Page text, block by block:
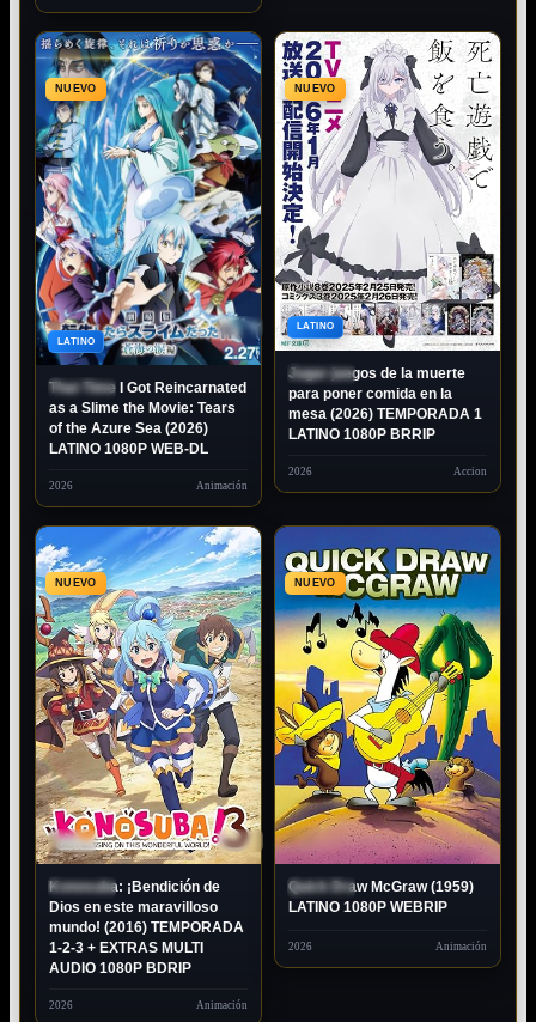
ESTRENO
LATINO
NUEVO
That Time I Got Reincarnated
as a Slime the Movie: Tears
of the Azure Sea (2026)
LATINO 1080P WEB-DL
2026 Animación
ESTRENO
LATINO
1080P
NUEVO
Jugar juegos de la muerte
para poner comida en la
mesa (2026) TEMPORADA 1
LATINO 1080P BRRIP
2026 Accion
ESTRENO
DUAL
NUEVO
Konosuba: ¡Bendición de
Dios en este maravilloso
mundo! (2016) TEMPORADA
1-2-3 + EXTRAS MULTI
AUDIO 1080P BDRIP
2026 Animación
ESTRENO
LATINO
1080P
NUEVO
Quick Draw McGraw (1959)
LATINO 1080P WEBRIP
2026 Animación